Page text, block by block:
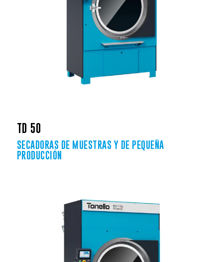
TD 50
SECADORAS DE MUESTRAS Y DE PEQUEÑA
PRODUCCIÓN